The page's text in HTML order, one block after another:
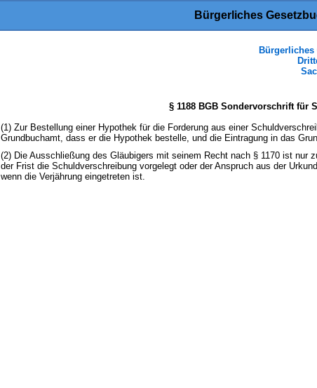
Bürgerliches
Bürgerliches
§ 1188 BGB Sondervorschrift für
(1) Zur Bestellung einer Hypothek für die Forderung aus einer
Grundbuchamt, dass er die Hypothek bestelle, und die Eintragung in das
(2) Die Ausschließung des Gläubigers mit seinem Recht nach § 1170 ist
der Frist die Schuldverschreibung vorgelegt oder der Anspruch aus der
wenn die Verjährung eingetreten ist.